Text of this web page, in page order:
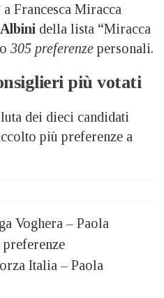
a Francesca Miracca
della lista “Miracca
305 preferenze personali.
più votati
dei dieci candidati
più preferenze a
Voghera – Paola
Italia – Paola